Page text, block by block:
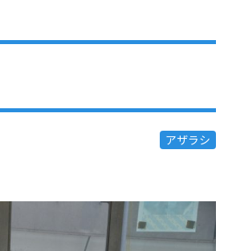
アザラシ